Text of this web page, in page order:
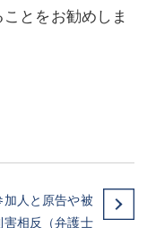
とをお勧めしま
加人と原告や被
害相反（弁護士